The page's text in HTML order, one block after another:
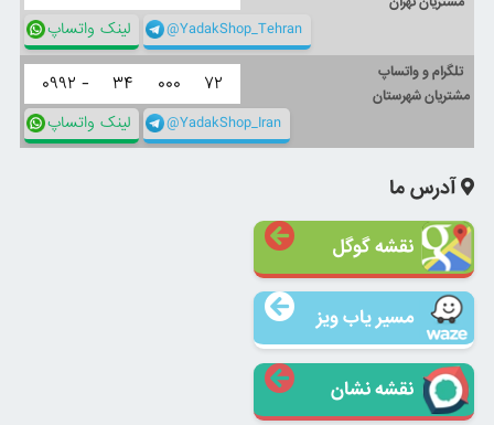
لینک واتساپ @YadakShop_Tehran
تلگرام و واتساپ
مشتریان شهرستان
۰۹۹۲ - ۳۴ ۰۰۰ ۷۲
لینک واتساپ @YadakShop_Iran
آدرس ما
نقشه گوگل
مسیر یاب ویز
نقشه نشان